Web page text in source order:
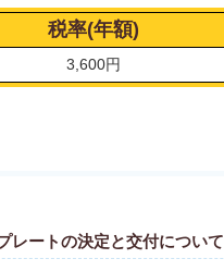
税率(年額)
3,600円
レートの決定と交付について